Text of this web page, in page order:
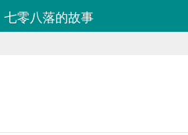
七零八落的故事